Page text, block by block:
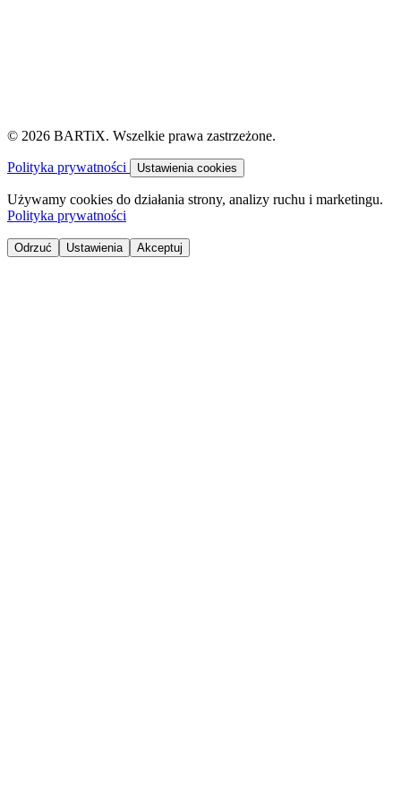
© 2026 BARTiX. Wszelkie prawa zastrzeżone.
Polityka prywatności Ustawienia cookies
Używamy cookies do działania strony, analizy ruchu i marketingu.
Polityka prywatności
Odrzuć Ustawienia Akceptuj